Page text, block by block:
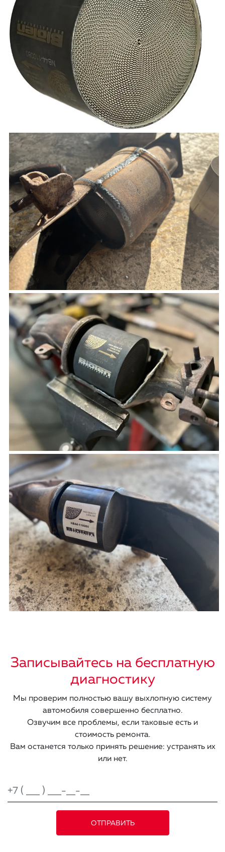
Записывайтесь на бесплатную
диагностику
Мы проверим полностью вашу выхлопную систему
автомобиля совершенно бесплатно.
Озвучим все проблемы, если таковые есть и
стоимость ремонта.
Вам останется только принять решение: устранять их
или нет.